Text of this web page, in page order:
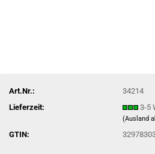
Art.Nr.:
34214
Lieferzeit:
3-5
(Ausland
GTIN: